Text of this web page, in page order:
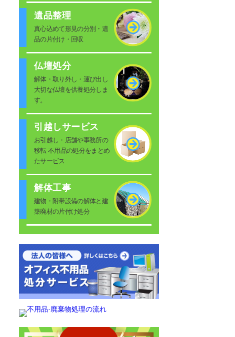
遺品整理
真心込めて形見の分別・遺
品の片付け・回収
仏壇処分
解体・取り外し・運び出し
大切な仏壇を供養処分しま
す。
引越しサービス
お引越し・店舗や事務所の
移転 不用品の処分をまとめ
たサービス
解体工事
建物・附帯設備の解体と建
築廃材の片付け処分